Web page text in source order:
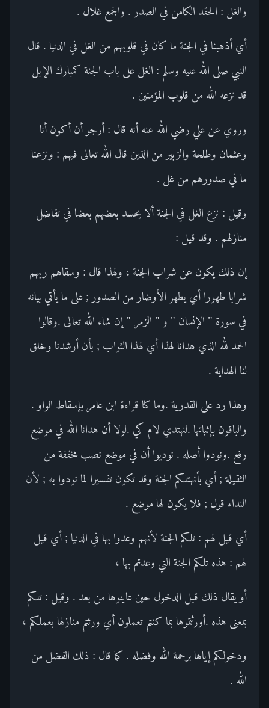
والغل : الحقد الكامن في الصدر . والجمع غلال .
أي أذهبنا في الجنة ما كان في قلوبهم من الغل في الدنيا . قال
النبي صلى الله عليه وسلم : الغل على باب الجنة كمبارك الإبل
قد نزعه الله من قلوب المؤمنين .
وروي عن علي رضي الله عنه أنه قال : أرجو أن أكون أنا
وعثمان وطلحة والزبير من الذين قال الله تعالى فيهم : ونزعنا
ما في صدورهم من غل .
وقيل : نزع الغل في الجنة ألا يحسد بعضهم بعضا في تفاضل
منازلهم . وقد قيل :
إن ذلك يكون عن شراب الجنة ، ولهذا قال : وسقاهم ربهم
شرابا طهورا أي يطهر الأوضار من الصدور ; على ما يأتي بيانه
في سورة " الإنسان " و " الزمر " إن شاء الله تعالى .وقالوا
الحمد لله الذي هدانا لهذا أي لهذا الثواب ; بأن أرشدنا وخلق
لنا الهداية .
وهذا رد على القدرية .وما كنا قراءة ابن عامر بإسقاط الواو .
والباقون بإثباتها .لنهتدي لام كي .لولا أن هدانا الله في موضع
رفع .ونودوا أصله . نوديوا أن في موضع نصب مخففة من
الثقيلة ; أي بأنهتلكم الجنة وقد تكون تفسيرا لما نودوا به ; لأن
النداء قول ; فلا يكون لها موضع .
أي قيل لهم : تلكم الجنة لأنهم وعدوا بها في الدنيا ; أي قيل
لهم : هذه تلكم الجنة التي وعدتم بها ،
أو يقال ذلك قبل الدخول حين عاينوها من بعد . وقيل : تلكم
بمعنى هذه .أورثتموها بما كنتم تعملون أي ورثتم منازلها بعملكم ،
ودخولكم إياها برحمة الله وفضله . كما قال : ذلك الفضل من
الله .